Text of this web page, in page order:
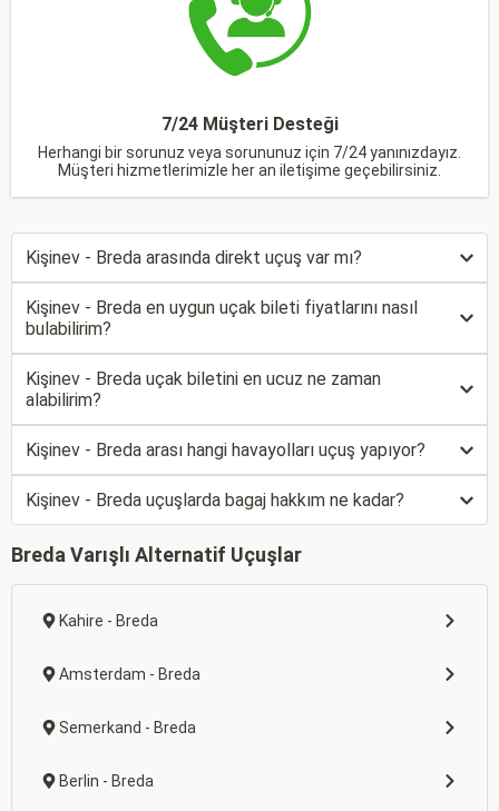
7/24 Müşteri Desteği
Herhangi bir sorunuz veya sorununuz için 7/24 yanınızdayız.
Müşteri hizmetlerimizle her an iletişime geçebilirsiniz.
Kişinev - Breda arasında direkt uçuş var mı?
Kişinev - Breda en uygun uçak bileti fiyatlarını nasıl
bulabilirim?
Kişinev - Breda uçak biletini en ucuz ne zaman
alabilirim?
Kişinev - Breda arası hangi havayolları uçuş yapıyor?
Kişinev - Breda uçuşlarda bagaj hakkım ne kadar?
Breda Varışlı Alternatif Uçuşlar
Kahire - Breda
Amsterdam - Breda
Semerkand - Breda
Berlin - Breda